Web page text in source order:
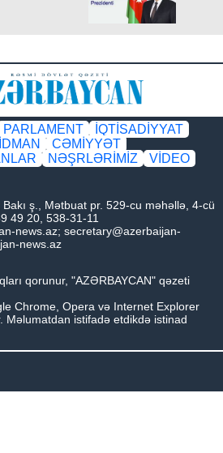
PARLAMENT
İQTİSADİYYAT
İDMAN
CƏMİYYƏT
NƏŞRLƏRİMİZ
VİDEO
ş., Mətbuat pr. 529-cu məhəllə, 4-cü
49 20, 538-31-11
news.az; secretary@azerbaijan-
news.az
qorunur, "AZƏRBAYCAN" qəzeti
Chrome, Opera və Internet Explorer
Məlumatdan istifadə etdikdə istinad